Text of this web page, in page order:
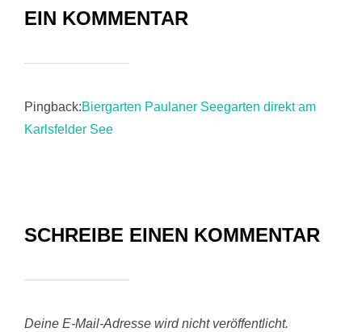
EIN KOMMENTAR
Pingback:Biergarten Paulaner Seegarten direkt am
Karlsfelder See
SCHREIBE EINEN KOMMENTAR
Deine E-Mail-Adresse wird nicht veröffentlicht.